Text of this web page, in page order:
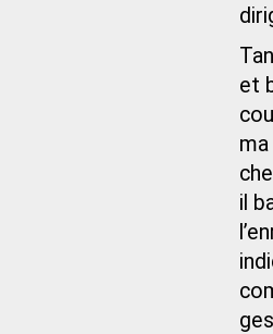
et
il